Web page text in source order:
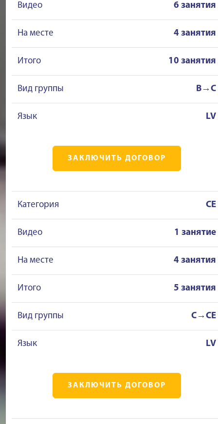
Видео 6 занятия
На месте 4 занятия
Итого 10 занятия
Вид группы B→C
Язык LV
ЗАКЛЮЧИТЬ ДОГОВОР
Категория CE
Видео 1 занятие
На месте 4 занятия
Итого 5 занятия
Вид группы C→CE
Язык LV
ЗАКЛЮЧИТЬ ДОГОВОР